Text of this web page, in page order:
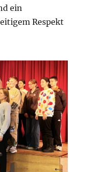
ein
Respekt